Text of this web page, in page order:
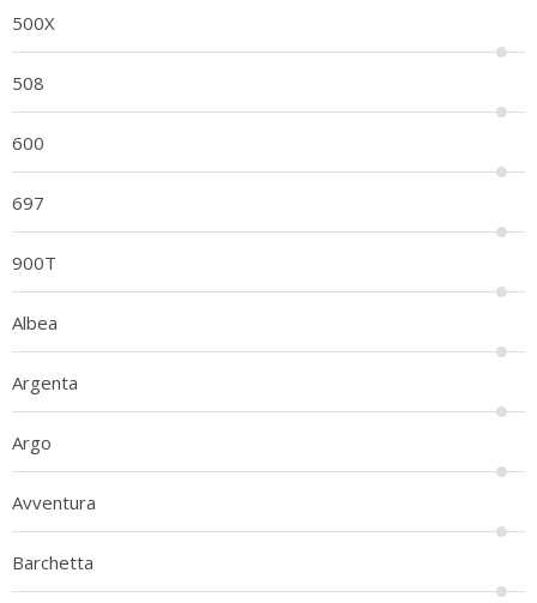
500X
508
600
697
900T
Albea
Argenta
Argo
Avventura
Barchetta